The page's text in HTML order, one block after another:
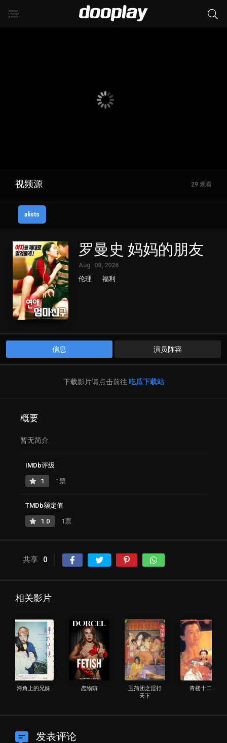
视频源 29 观看
alists
罗曼史 妈妈的朋友
Aug. 08, 2026
伦理
福利
信息 演员阵容
下载影片请点击前往 吃瓜下载站
概要
暂无简介
IMDb评级
1 1票
TMDb额定值
1.0 1票
共享 0
相关影片
海角上的兄妹 恋物癖
玉蒲团之淫行
天下
青楼十二
发表评论